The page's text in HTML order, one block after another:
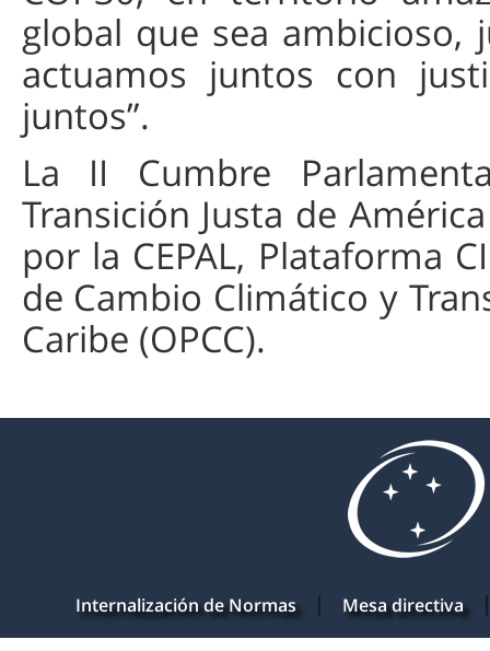
global que sea ambicioso,
actuamos juntos con
juntos”.
La II Cumbre
Transición Justa de
por la CEPAL, Plataforma
de Cambio Climático y
Caribe (OPCC).
Internalización de Normas Mesa directiva